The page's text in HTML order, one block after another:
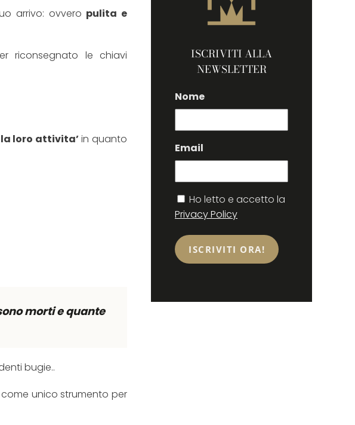
arrivo: ovvero pulita e
riconsegnato le chiavi
loro attivita’in quanto
morti e quante
bugie..
unico strumento per
ISCRIVITI ALLA
NEWSLETTER
Nome
Email
Consenso
Ho letto e accetto la
Privacy Policy